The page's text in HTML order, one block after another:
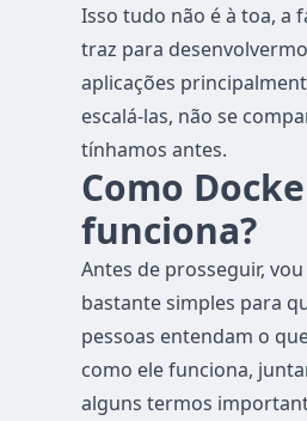
Isso tudo não é à toa, a
traz para
aplicações
escalá-las, não se
tínhamos antes.
Como
funciona?
Antes de prosseguir,
bastante simples para
pessoas entendam o
como ele funciona,
alguns termos